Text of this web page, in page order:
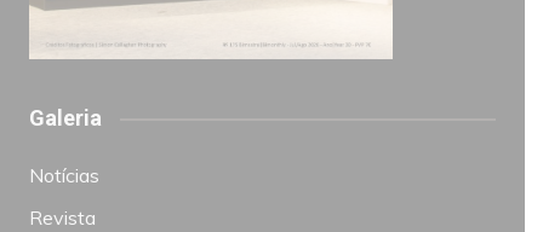
Galeria
Notícias
Revista